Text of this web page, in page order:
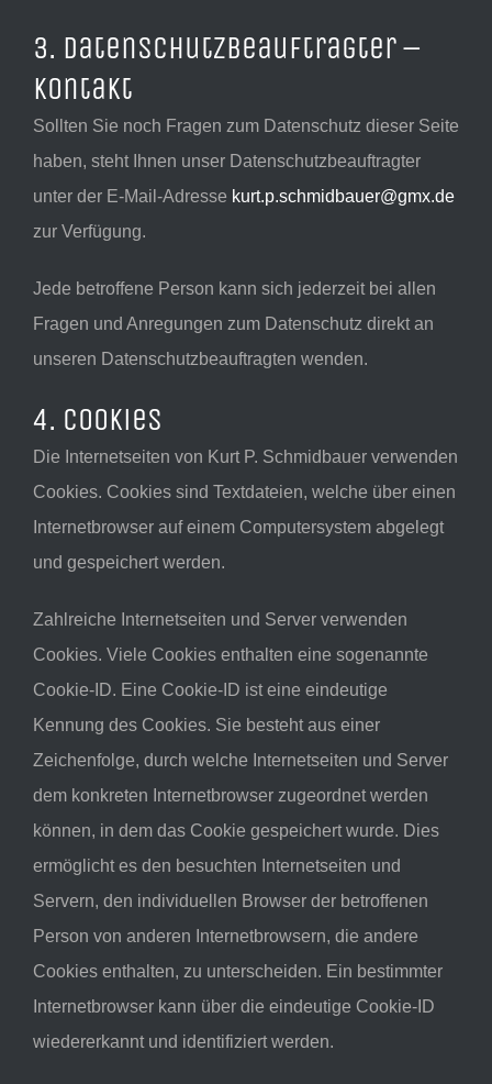
3. Datenschutzbeauftragter –
Kontakt
Sollten Sie noch Fragen zum Datenschutz dieser Seite
haben, steht Ihnen unser Datenschutzbeauftragter
unter der E-Mail-Adresse kurt.p.schmidbauer@gmx.de
zur Verfügung.
Jede betroffene Person kann sich jederzeit bei allen
Fragen und Anregungen zum Datenschutz direkt an
unseren Datenschutzbeauftragten wenden.
4. Cookies
Die Internetseiten von Kurt P. Schmidbauer verwenden
Cookies. Cookies sind Textdateien, welche über einen
Internetbrowser auf einem Computersystem abgelegt
und gespeichert werden.
Zahlreiche Internetseiten und Server verwenden
Cookies. Viele Cookies enthalten eine sogenannte
Cookie-ID. Eine Cookie-ID ist eine eindeutige
Kennung des Cookies. Sie besteht aus einer
Zeichenfolge, durch welche Internetseiten und Server
dem konkreten Internetbrowser zugeordnet werden
können, in dem das Cookie gespeichert wurde. Dies
ermöglicht es den besuchten Internetseiten und
Servern, den individuellen Browser der betroffenen
Person von anderen Internetbrowsern, die andere
Cookies enthalten, zu unterscheiden. Ein bestimmter
Internetbrowser kann über die eindeutige Cookie-ID
wiedererkannt und identifiziert werden.